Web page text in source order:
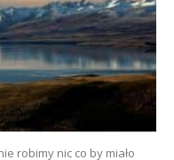
robimy nic co by miało